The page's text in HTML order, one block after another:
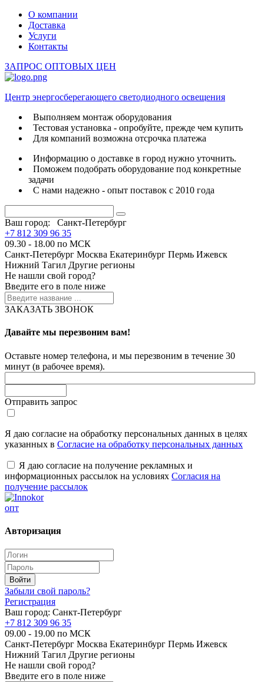
О компании
Доставка
Услуги
Контакты
ЗАПРОС ОПТОВЫХ ЦЕН
Центр энергосберегающего светодиодного освещения
Выполняем монтаж оборудования
Тестовая установка - опробуйте, прежде чем купить
Для компаний возможна отсрочка платежа
Информацию о доставке в город нужно уточнить.
Поможем подобрать оборудование под конкретные
задачи
С нами надежно - опыт поставок с 2010 года
Ваш город:
Санкт-Петербург
+7 812 309 96 35
09.30 - 18.00 по МСК
Санкт-Петербург Москва Екатеринбург Пермь Ижевск
Нижний Тагил Другие регионы
Не нашли свой город?
Введите его в поле ниже
ЗАКАЗАТЬ ЗВОНОК
Давайте мы перезвоним вам!
Оставьте номер телефона, и мы перезвоним в течение 30
минут (в рабочее время).
Отправить запрос
Я даю согласие на обработку персональных данных в целях
указанных в Согласие на обработку персональных данных
Я даю согласие на получение рекламных и
информационных рассылок на условиях Согласия на
получение рассылок
опт
Авторизация
Забыли свой пароль?
Регистрация
Ваш город: Санкт-Петербург
+7 812 309 96 35
09.00 - 19.00 по МСК
Санкт-Петербург Москва Екатеринбург Пермь Ижевск
Нижний Тагил Другие регионы
Не нашли свой город?
Введите его в поле ниже